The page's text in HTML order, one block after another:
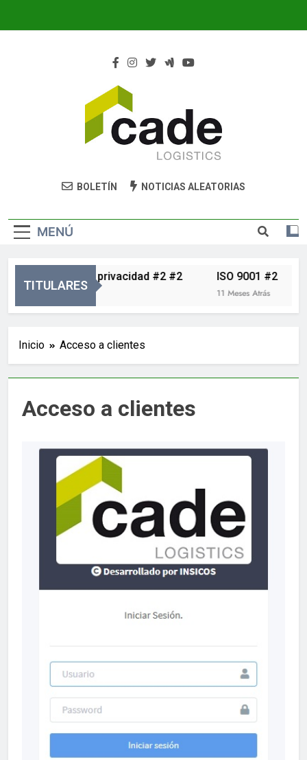
Cade Logistics
BOLETÍN NOTICIAS ALEATORIAS
MENÚ
TITULARES
Política de privacidad #2 #2
5 Meses Atrás
ISO 9001 #2
11 Meses Atrás
Inicio Acceso a clientes
Acceso a clientes